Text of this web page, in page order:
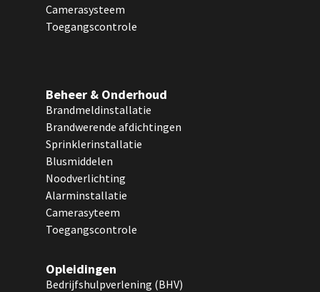
Camerasysteem
Toegangscontrole
Beheer & Onderhoud
Brandmeldinstallatie
Brandwerende afdichtingen
Sprinklerinstallatie
Blusmiddelen
Noodverlichting
Alarminstallatie
Camerasyteem
Toegangscontrole
Opleidingen
Bedrijfshulpverlening (BHV)